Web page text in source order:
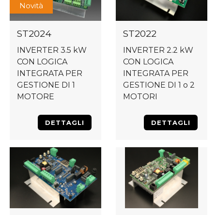
Novità
ST2024
INVERTER 3.5 kW
CON LOGICA
INTEGRATA PER
GESTIONE DI 1
MOTORE
DETTAGLI
ST2022
INVERTER 2.2 kW
CON LOGICA
INTEGRATA PER
GESTIONE DI 1 o 2
MOTORI
DETTAGLI